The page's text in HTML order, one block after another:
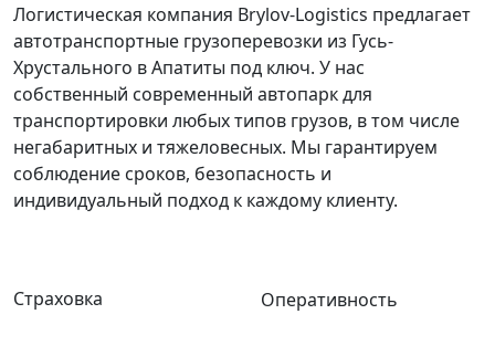
Логистическая компания Brylov-Logistics предлагает
автотранспортные грузоперевозки из Гусь-
Хрустального в Апатиты под ключ. У нас
собственный современный автопарк для
транспортировки любых типов грузов, в том числе
негабаритных и тяжеловесных. Мы гарантируем
соблюдение сроков, безопасность и
индивидуальный подход к каждому клиенту.
Страховка Оперативность